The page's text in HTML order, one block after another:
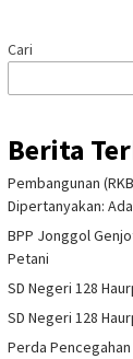
Cari
Berita
Pembangunan
Dipertanyakan:
BPP Jonggol
Petani
SD Negeri 128
SD Negeri 128
Perda